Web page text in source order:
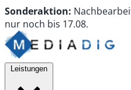
Sonderaktion:
nur noch bis 17.08.